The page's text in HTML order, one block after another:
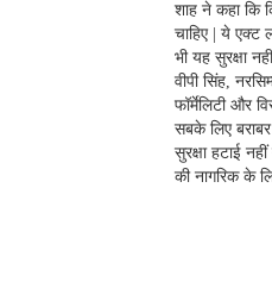
शाह ने कहा कि
चाहिए | ये एक्ट
भी यह सुरक्षा
वीपी सिंह,
फॉर्मेलिटी और
सबके लिए
सुरक्षा हटाई
की नागरिक के